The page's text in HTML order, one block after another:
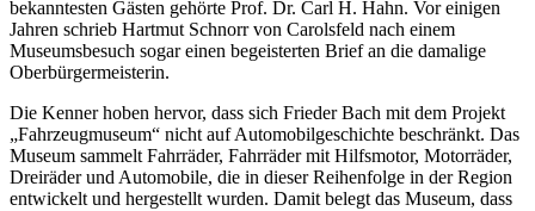
bekanntesten Gästen gehörte Prof. Dr. Carl H. Hahn. Vor einigen
Jahren schrieb Hartmut Schnorr von Carolsfeld nach einem
Museumsbesuch sogar einen begeisterten Brief an die damalige
Oberbürgermeisterin.
Die Kenner hoben hervor, dass sich Frieder Bach mit dem Projekt
„Fahrzeugmuseum“ nicht auf Automobilgeschichte beschränkt. Das
Museum sammelt Fahrräder, Fahrräder mit Hilfsmotor, Motorräder,
Dreiräder und Automobile, die in dieser Reihenfolge in der Region
entwickelt und hergestellt wurden. Damit belegt das Museum, dass